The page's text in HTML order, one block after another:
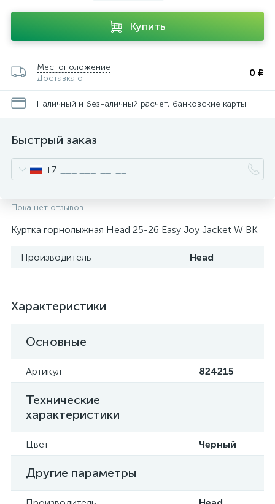
Купить
Местоположение
Доставка от
0 ₽
Наличный и безналичный расчет, банковские карты
Быстрый заказ
+7
Пока нет отзывов
Куртка горнолыжная Head 25-26 Easy Joy Jacket W BK
Производитель Head
Характеристики
Основные
Артикул 824215
Технические
характеристики
Цвет Черный
Другие параметры